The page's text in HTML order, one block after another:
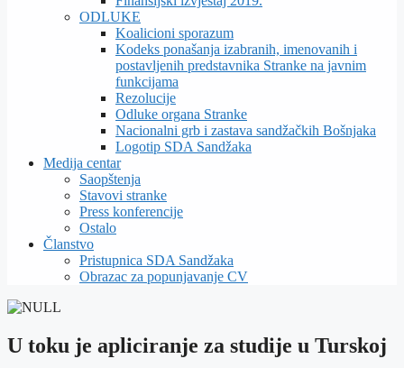
ODLUKE
Koalicioni sporazum
Kodeks ponašanja izabranih, imenovanih i
postavljenih predstavnika Stranke na javnim
funkcijama
Rezolucije
Odluke organa Stranke
Nacionalni grb i zastava sandžačkih Bošnjaka
Logotip SDA Sandžaka
Medija centar
Saopštenja
Stavovi stranke
Press konferencije
Ostalo
Članstvo
Pristupnica SDA Sandžaka
Obrazac za popunjavanje CV
U toku je apliciranje za studije u Turskoj